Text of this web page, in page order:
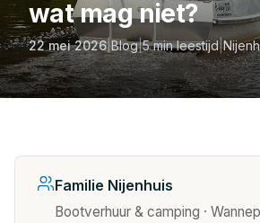
wat mag niet?
22 mei 2026|Blog|5 min leestijd|
Familie Nijenhuis
Bootverhuur & camping ·